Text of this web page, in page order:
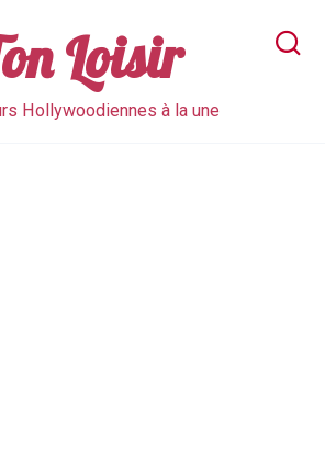
Loisir
Hollywoodiennes à la une